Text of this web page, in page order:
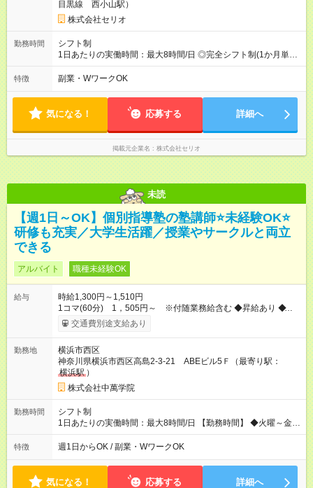
目黒線 西小山駅）
株式会社セリオ
勤務時間
シフト制
1日あたりの実働時間：最大8時間/日 ◎完全シフト制(1か月単
位)◎ 月～土(週2日～) <平日> 13:00～19:00(実働4～6時間) <土
曜・長期休暇> 8:00～19:00(実働4～8時間)
特徴 副業・WワークOK
気になる！ 応募する 詳細へ
掲載元企業名 株式会社セリオ
未読
【週1日～OK】個別指導塾の塾講師⭐未経験OK⭐
研修も充実／大学生活躍／授業やサークルと両立
できる
アルバイト 職種未経験OK
給与
時給1,300円～1,510円
1コマ(60分) 1，505円～ ※付随業務給含む ◆昇給あり ◆付随
業務給 …授業60分につき付随業務給10分ぶん（205円）を支給
（付随業務…授業準備、片付け、授業引継書の作成等） ◆研修
付随業務給含む ◆支払い方法：月1回 ◆交通費:全額支給（規定内
支給） 【試用期間】試用期間なし
交通費別途支給あり
勤務地
横浜市西区
神奈川県横浜市西区高島2-3-21 ABEビル5Ｆ（最寄り駅：
横浜駅 ）
株式会社中萬学院
勤務時間
シフト制
1日あたりの実働時間：最大8時間/日 【勤務時間】 ◆火曜～金
曜…16：00～21：40 ◆土曜…13：40～21：40 ＊上記時間内
で、週1日～OK！ ＊平日のみOK ＊1日4時間以内OK ＊季節講座
日は休講日です。 ＊時間・曜日応相談 ＊週1、2日からOK！ ＊
短時間勤務OK
特徴 週1日からOK / 副業・WワークOK
気になる！ 応募する 詳細へ